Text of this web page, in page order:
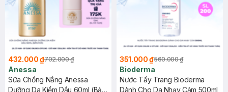
432.000 ₫702.000 ₫
Anessa
Sữa Chống Nắng Anessa
Dưỡng Da Kiềm Dầu 60ml (Bản
351.000 ₫560.000 ₫
Bioderma
Nước Tẩy Trang Bioderma
Dành Cho Da Nhạy Cảm 500ml